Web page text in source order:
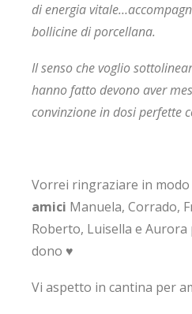
di energia
bollicine di porcellana.
Il senso che voglio
hanno fatto devono aver
convinzione in dosi perfette
Vorrei ringraziare in
amici Manuela, Corrado,
Roberto, Luisella e
dono ♥
Vi aspetto in cantina per